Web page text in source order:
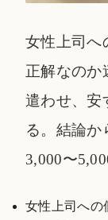
女性上司へ
正解なのか
遣わせ、安
る。結論か
3,000〜
女性上司への